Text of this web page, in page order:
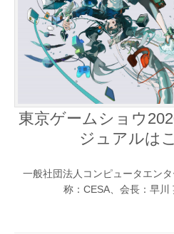
東京ゲームショウ
ジュアルは
一般社団法人コンピュータエン
称：CESA、会長：早